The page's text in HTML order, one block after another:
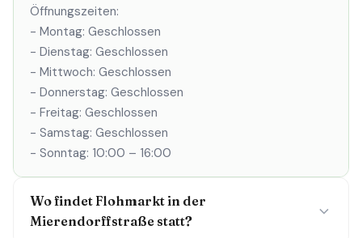
Öffnungszeiten:
- Montag: Geschlossen
- Dienstag: Geschlossen
- Mittwoch: Geschlossen
- Donnerstag: Geschlossen
- Freitag: Geschlossen
- Samstag: Geschlossen
- Sonntag: 10:00 – 16:00
Wo findet Flohmarkt in der
Mierendorffstraße statt?